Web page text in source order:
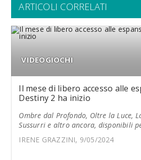
ARTICOLI CORRELATI
VIDEOGIOCHI
Il mese di libero accesso alle
Destiny 2 ha inizio
Ombre dal Profondo, Oltre la Luce,
Sussurri e altro ancora, disponibili
IRENE GRAZZINI, 9/05/2024